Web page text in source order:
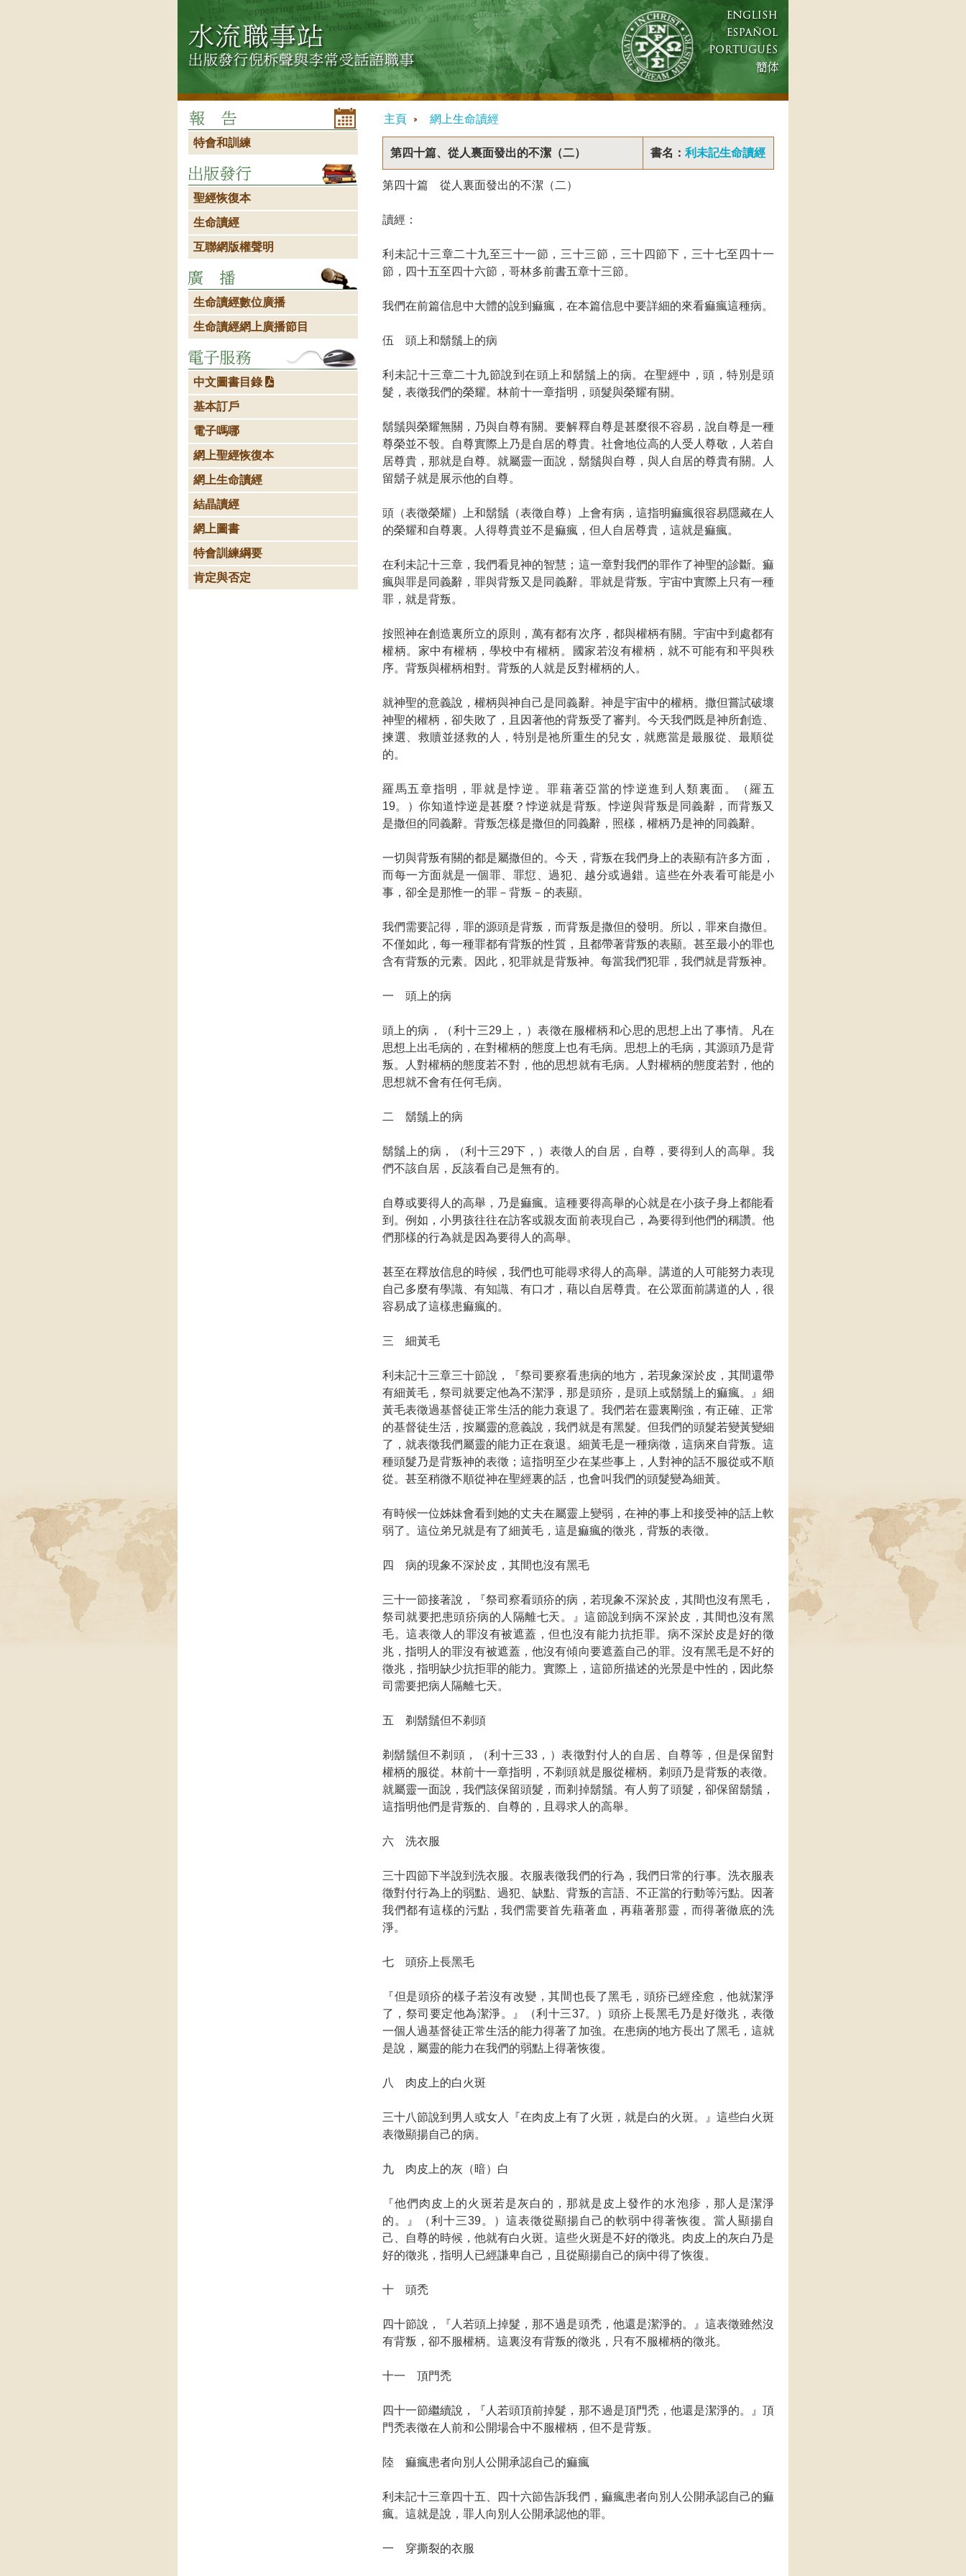
主頁 網上生命讀經
第四十篇、從人裏面發出的不潔（二） 書名： 利未記生命讀經
第四十篇 從人裏面發出的不潔（二）
讀經：
利未記十三章二十九至三十一節，三十三節，三十四節下，三十七至四十一
節，四十五至四十六節，哥林多前書五章十三節。
我們在前篇信息中大體的說到痲瘋，在本篇信息中要詳細的來看痲瘋這種病。
伍 頭上和鬍鬚上的病
利未記十三章二十九節說到在頭上和鬍鬚上的病。在聖經中，頭，特別是頭
髮，表徵我們的榮耀。林前十一章指明，頭髮與榮耀有關。
鬍鬚與榮耀無關，乃與自尊有關。要解釋自尊是甚麼很不容易，說自尊是一種
尊榮並不彀。自尊實際上乃是自居的尊貴。社會地位高的人受人尊敬，人若自
居尊貴，那就是自尊。就屬靈一面說，鬍鬚與自尊，與人自居的尊貴有關。人
留鬍子就是展示他的自尊。
頭（表徵榮耀）上和鬍鬚（表徵自尊）上會有病，這指明痲瘋很容易隱藏在人
的榮耀和自尊裏。人得尊貴並不是痲瘋，但人自居尊貴，這就是痲瘋。
在利未記十三章，我們看見神的智慧；這一章對我們的罪作了神聖的診斷。痲
瘋與罪是同義辭，罪與背叛又是同義辭。罪就是背叛。宇宙中實際上只有一種
罪，就是背叛。
按照神在創造裏所立的原則，萬有都有次序，都與權柄有關。宇宙中到處都有
權柄。家中有權柄，學校中有權柄。國家若沒有權柄，就不可能有和平與秩
序。背叛與權柄相對。背叛的人就是反對權柄的人。
就神聖的意義說，權柄與神自己是同義辭。神是宇宙中的權柄。撒但嘗試破壞
神聖的權柄，卻失敗了，且因著他的背叛受了審判。今天我們既是神所創造、
揀選、救贖並拯救的人，特別是祂所重生的兒女，就應當是最服從、最順從
的。
羅馬五章指明，罪就是悖逆。罪藉著亞當的悖逆進到人類裏面。（羅五
19。）你知道悖逆是甚麼？悖逆就是背叛。悖逆與背叛是同義辭，而背叛又
是撒但的同義辭。背叛怎樣是撒但的同義辭，照樣，權柄乃是神的同義辭。
一切與背叛有關的都是屬撒但的。今天，背叛在我們身上的表顯有許多方面，
而每一方面就是一個罪、罪愆、過犯、越分或過錯。這些在外表看可能是小
事，卻全是那惟一的罪－背叛－的表顯。
我們需要記得，罪的源頭是背叛，而背叛是撒但的發明。所以，罪來自撒但。
不僅如此，每一種罪都有背叛的性質，且都帶著背叛的表顯。甚至最小的罪也
含有背叛的元素。因此，犯罪就是背叛神。每當我們犯罪，我們就是背叛神。
一 頭上的病
頭上的病，（利十三29上，）表徵在服權柄和心思的思想上出了事情。凡在
思想上出毛病的，在對權柄的態度上也有毛病。思想上的毛病，其源頭乃是背
叛。人對權柄的態度若不對，他的思想就有毛病。人對權柄的態度若對，他的
思想就不會有任何毛病。
二 鬍鬚上的病
鬍鬚上的病，（利十三29下，）表徵人的自居，自尊，要得到人的高舉。我
們不該自居，反該看自己是無有的。
自尊或要得人的高舉，乃是痲瘋。這種要得高舉的心就是在小孩子身上都能看
到。例如，小男孩往往在訪客或親友面前表現自己，為要得到他們的稱讚。他
們那樣的行為就是因為要得人的高舉。
甚至在釋放信息的時候，我們也可能尋求得人的高舉。講道的人可能努力表現
自己多麼有學識、有知識、有口才，藉以自居尊貴。在公眾面前講道的人，很
容易成了這樣患痲瘋的。
三 細黃毛
利未記十三章三十節說，『祭司要察看患病的地方，若現象深於皮，其間還帶
有細黃毛，祭司就要定他為不潔淨，那是頭疥，是頭上或鬍鬚上的痲瘋。』細
黃毛表徵過基督徒正常生活的能力衰退了。我們若在靈裏剛強，有正確、正常
的基督徒生活，按屬靈的意義說，我們就是有黑髮。但我們的頭髮若變黃變細
了，就表徵我們屬靈的能力正在衰退。細黃毛是一種病徵，這病來自背叛。這
種頭髮乃是背叛神的表徵；這指明至少在某些事上，人對神的話不服從或不順
從。甚至稍微不順從神在聖經裏的話，也會叫我們的頭髮變為細黃。
有時候一位姊妹會看到她的丈夫在屬靈上變弱，在神的事上和接受神的話上軟
弱了。這位弟兄就是有了細黃毛，這是痲瘋的徵兆，背叛的表徵。
四 病的現象不深於皮，其間也沒有黑毛
三十一節接著說，『祭司察看頭疥的病，若現象不深於皮，其間也沒有黑毛，
祭司就要把患頭疥病的人隔離七天。』這節說到病不深於皮，其間也沒有黑
毛。這表徵人的罪沒有被遮蓋，但也沒有能力抗拒罪。病不深於皮是好的徵
兆，指明人的罪沒有被遮蓋，他沒有傾向要遮蓋自己的罪。沒有黑毛是不好的
徵兆，指明缺少抗拒罪的能力。實際上，這節所描述的光景是中性的，因此祭
司需要把病人隔離七天。
五 剃鬍鬚但不剃頭
剃鬍鬚但不剃頭，（利十三33，）表徵對付人的自居、自尊等，但是保留對
權柄的服從。林前十一章指明，不剃頭就是服從權柄。剃頭乃是背叛的表徵。
就屬靈一面說，我們該保留頭髮，而剃掉鬍鬚。有人剪了頭髮，卻保留鬍鬚，
這指明他們是背叛的、自尊的，且尋求人的高舉。
六 洗衣服
三十四節下半說到洗衣服。衣服表徵我們的行為，我們日常的行事。洗衣服表
徵對付行為上的弱點、過犯、缺點、背叛的言語、不正當的行動等污點。因著
我們都有這樣的污點，我們需要首先藉著血，再藉著那靈，而得著徹底的洗
淨。
七 頭疥上長黑毛
『但是頭疥的樣子若沒有改變，其間也長了黑毛，頭疥已經痊愈，他就潔淨
了，祭司要定他為潔淨。』（利十三37。）頭疥上長黑毛乃是好徵兆，表徵
一個人過基督徒正常生活的能力得著了加強。在患病的地方長出了黑毛，這就
是說，屬靈的能力在我們的弱點上得著恢復。
八 肉皮上的白火斑
三十八節說到男人或女人『在肉皮上有了火斑，就是白的火斑。』這些白火斑
表徵顯揚自己的病。
九 肉皮上的灰（暗）白
『他們肉皮上的火斑若是灰白的，那就是皮上發作的水泡疹，那人是潔淨
的。』（利十三39。）這表徵從顯揚自己的軟弱中得著恢復。當人顯揚自
己、自尊的時候，他就有白火斑。這些火斑是不好的徵兆。肉皮上的灰白乃是
好的徵兆，指明人已經謙卑自己，且從顯揚自己的病中得了恢復。
十 頭禿
四十節說，『人若頭上掉髮，那不過是頭禿，他還是潔淨的。』這表徵雖然沒
有背叛，卻不服權柄。這裏沒有背叛的徵兆，只有不服權柄的徵兆。
十一 頂門禿
四十一節繼續說，『人若頭頂前掉髮，那不過是頂門禿，他還是潔淨的。』頂
門禿表徵在人前和公開場合中不服權柄，但不是背叛。
陸 痲瘋患者向別人公開承認自己的痲瘋
利未記十三章四十五、四十六節告訴我們，痲瘋患者向別人公開承認自己的痲
瘋。這就是說，罪人向別人公開承認他的罪。
一 穿撕裂的衣服
特會和訓練
聖經恢復本
生命讀經
互聯網版權聲明
生命讀經數位廣播
生命讀經網上廣播節目
中文圖書目錄
基本訂戶
電子嗎哪
網上聖經恢復本
網上生命讀經
結晶讀經
網上圖書
特會訓練綱要
肯定與否定